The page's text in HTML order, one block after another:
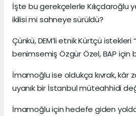
İşte bu gerekçelerle Kılıçdaroğlu
ikilisi mi sahneye sürüldü?
Çünkü, DEM’li etnik Kürtçü
benimsemiş Özgür Özel, BAP için
İmamoğlu ise oldukça kıvrak, kâr
uyanık bir İstanbul müteahhidi
İmamoğlu için hedefe giden